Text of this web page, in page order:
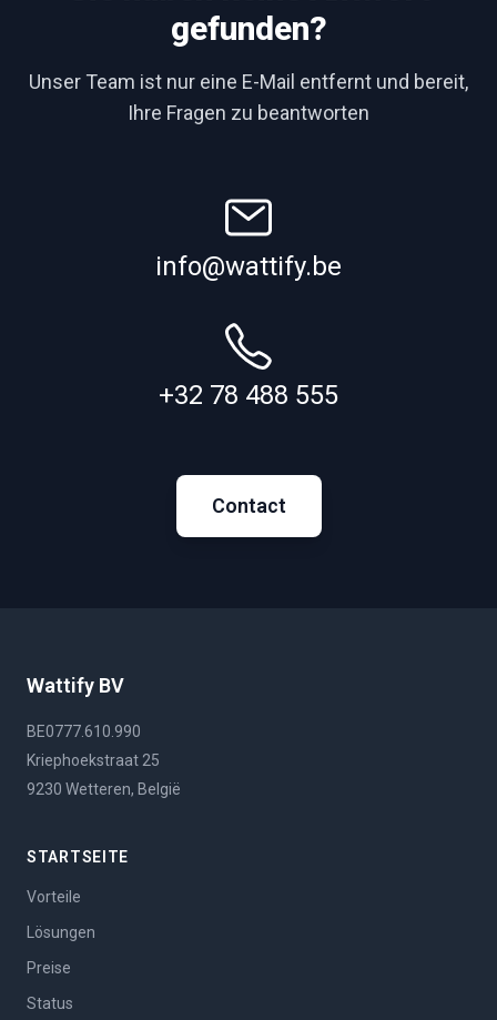
gefunden?
Unser Team ist nur eine E-Mail entfernt und bereit,
Ihre Fragen zu beantworten
info@wattify.be
+32 78 488 555
Contact
Wattify BV
BE0777.610.990
Kriephoekstraat 25
9230 Wetteren, België
STARTSEITE
Vorteile
Lösungen
Preise
Status